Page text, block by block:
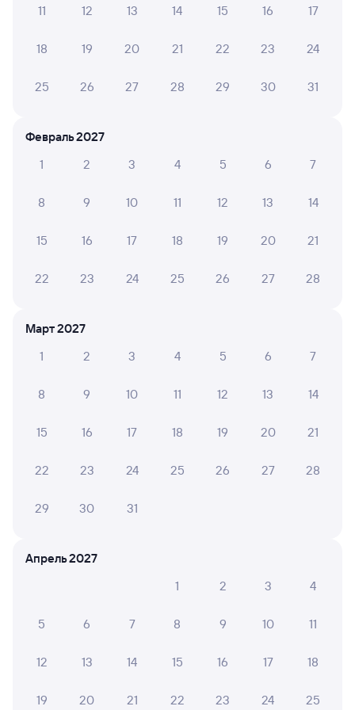
Железнодорожные билеты Нижний Ингаш
Мы используем cookies для более удобной работы
11 12 13 14 15 16 17
18 19 20 21 22 23 24
25 26 27 28 29 30 31
Февраль 2027
1
2 3 4 5 6 7
8 9 10 11 12 13 14
15 16 17 18 19 20 21
22 23 24 25 26 27 28
Март 2027
1
2 3 4 5 6 7
8 9 10 11 12 13 14
15 16 17 18 19 20 21
22 23 24 25 26 27 28
29 30 31
Апрель 2027
1
2 3 4
5 6 7 8 9 10 11
12 13 14 15 16 17 18
19 20 21 22 23 24 25